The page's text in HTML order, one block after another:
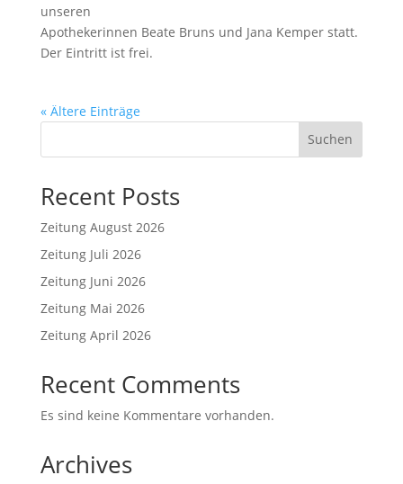
unseren
Apothekerinnen Beate Bruns und Jana Kemper statt.
Der Eintritt ist frei.
« Ältere Einträge
Suchen
Recent Posts
Zeitung August 2026
Zeitung Juli 2026
Zeitung Juni 2026
Zeitung Mai 2026
Zeitung April 2026
Recent Comments
Es sind keine Kommentare vorhanden.
Archives